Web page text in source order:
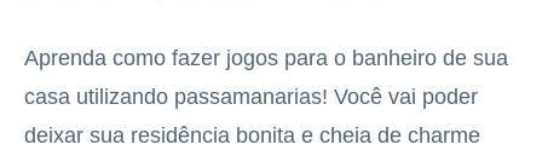
Aprenda como fazer jogos para o banheiro de sua
casa utilizando passamanarias! Você vai poder
deixar sua residência bonita e cheia de charme